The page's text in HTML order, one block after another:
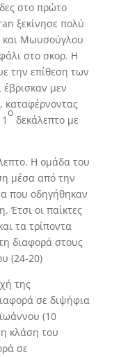
στο πρώτο
ξεκίνησε πολύ
και Μωυσούγλου
στο σκορ. Η
την επίθεση των
έβρισκαν μεν
καταφέρνοντας
ο
δεκάλεπτο με
Η ομάδα του
μέσα από την
που οδηγήθηκαν
Έτσι οι παίκτες
τα τρίποντα
διαφορά στους
(24-20)
της
σε διψήφια
(10
κλάση του
σε